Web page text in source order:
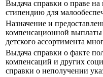
Выдача справки о праве
стипендию для
Назначение и
компенсационной выплаты
детского ассортимента
Выдача справки о факте
компенсаций и других
справки о неполучении